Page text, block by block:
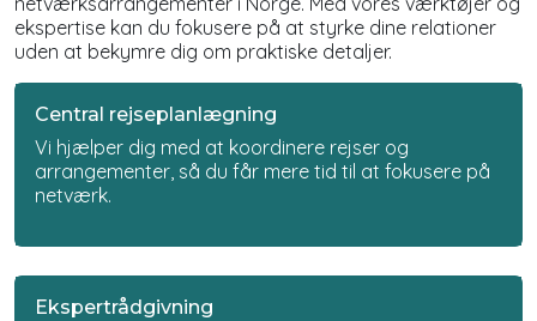
ekspertise kan du fokusere på at styrke dine relationer
uden at bekymre dig om praktiske detaljer.
Central rejseplanlægning
Vi hjælper dig med at koordinere rejser og
arrangementer, så du får mere tid til at fokusere på
netværk.
Ekspertrådgivning